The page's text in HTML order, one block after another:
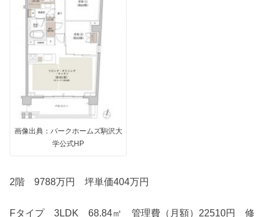
画像出典：パークホームズ駒沢大
学公式HP
2階 9788万円 坪単価404万円
Fタイプ 3LDK 68.84㎡ 管理費（月額）22510円 修